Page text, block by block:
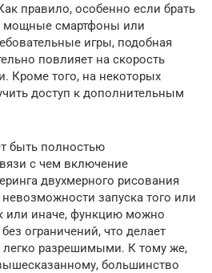
правило, особенно если брать
мощные смартфоны или
игры, подобная
повлияет на скорость
Кроме того, на некоторых
доступ к дополнительным
быть полностью
с чем включение
двухмерного рисования
запуска того или
или иначе, функцию можно
ограничений, что делает
разрешимыми. К тому же,
большинство